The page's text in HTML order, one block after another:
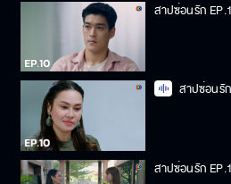
สาปซ่อนรัก
สาปซ่อนรั
สาปซ่อนรัก